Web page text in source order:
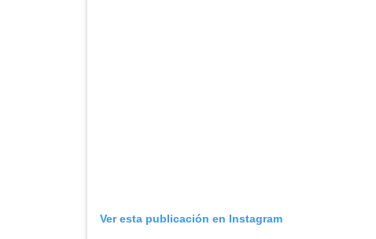
Ver esta publicación en Instagram